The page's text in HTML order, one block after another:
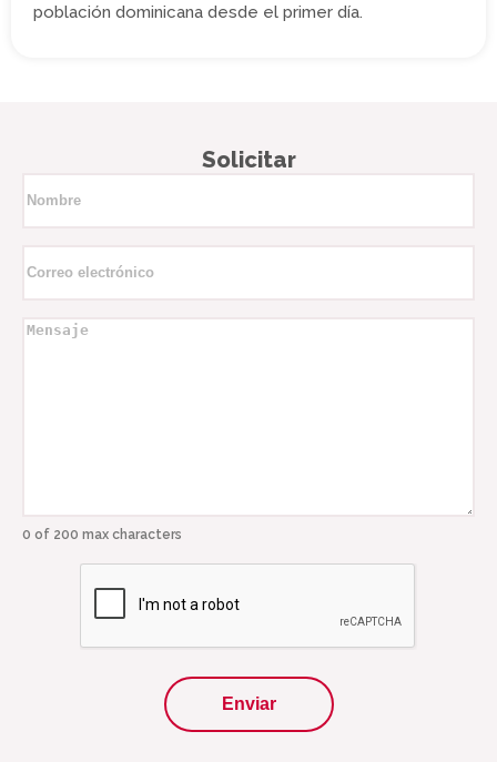
población dominicana desde el primer día.
Solicitar
electrónico*
Mensaje
0 of 200 max characters